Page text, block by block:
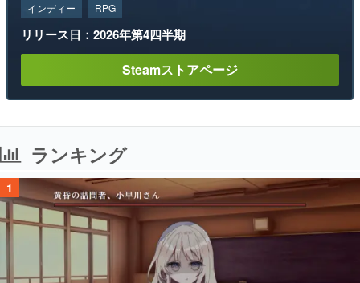
インディー RPG
リリース日：2026年第4四半期
Steamストアページ
ランキング
1